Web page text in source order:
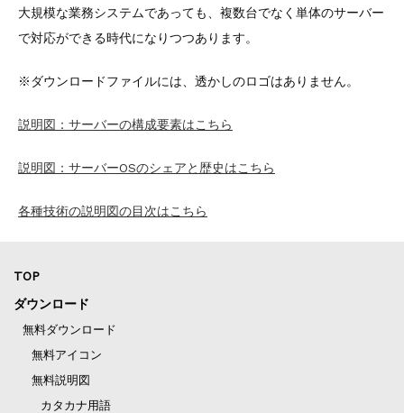
大規模な業務システムであっても、複数台でなく単体のサーバー
で対応ができる時代になりつつあります。
※ダウンロードファイルには、透かしのロゴはありません。
説明図：サーバーの構成要素はこちら
説明図：サーバーOSのシェアと歴史はこちら
各種技術の説明図の目次はこちら
TOP
ダウンロード
無料ダウンロード
無料アイコン
無料説明図
カタカナ用語